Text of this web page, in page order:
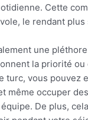
Cette
le rendant
une
la priorité
turc, vous
même occuper
De plus,